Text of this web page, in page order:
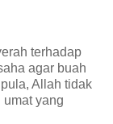
terhadap
agar buah
Allah tidak
yang